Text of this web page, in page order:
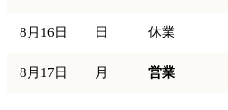
8月16日 日 休業
8月17日 月 営業